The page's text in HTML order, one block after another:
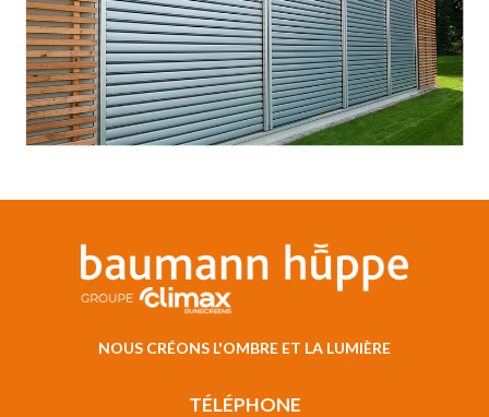
NOUS CRÉONS L'OMBRE ET LA LUMIÈRE
TÉLÉPHONE